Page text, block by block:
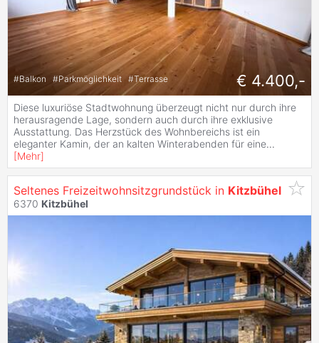
#Balkon #Parkmöglichkeit #Terrasse € 4.400,-
Diese luxuriöse Stadtwohnung überzeugt nicht nur durch ihre
herausragende Lage, sondern auch durch ihre exklusive
Ausstattung. Das Herzstück des Wohnbereichs ist ein
eleganter Kamin, der an kalten Winterabenden für eine...
[Mehr]
Seltenes Freizeitwohnsitzgrundstück in Kitzbühel
6370 Kitzbühel